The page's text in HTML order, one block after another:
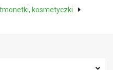
kosmetyczki